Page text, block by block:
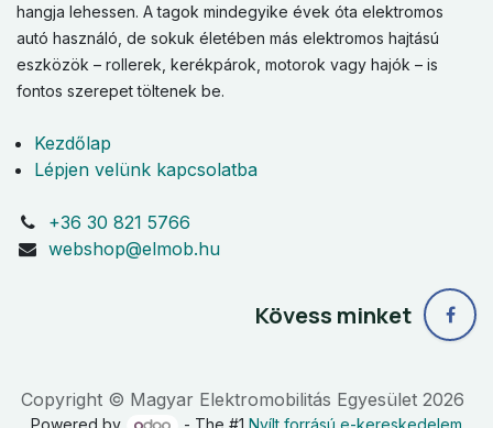
hangja lehessen. A tagok mindegyike évek óta elektromos
autó használó, de sokuk életében más elektromos hajtású
eszközök – rollerek, kerékpárok, motorok vagy hajók – is
fontos szerepet töltenek be.
Kezdőlap
Lépjen velünk kapcsolatba
+36 30 821 5766
webshop@elmob.hu
Kövess minket
Copyright © Magyar Elektromobilitás Egyesület 2026